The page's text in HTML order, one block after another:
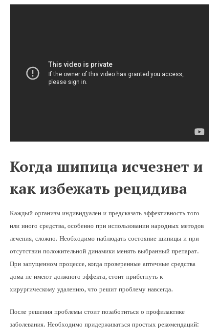
Когда шипица исчезнет и
как избежать рецидива
Каждый организм индивидуален и предсказать эффективность того
или иного средства, особенно при использовании народных методов
лечения, сложно. Необходимо наблюдать состояние шипицы и при
отсутствии положительной динамики менять выбранный препарат.
При запущенном процессе, когда проверенные аптечные средства
дома не имеют должного эффекта, стоит прибегнуть к
хирургическому удалению, что решит проблему навсегда.
После решения проблемы стоит позаботиться о профилактике
заболевания. Необходимо придерживаться простых рекомендаций: